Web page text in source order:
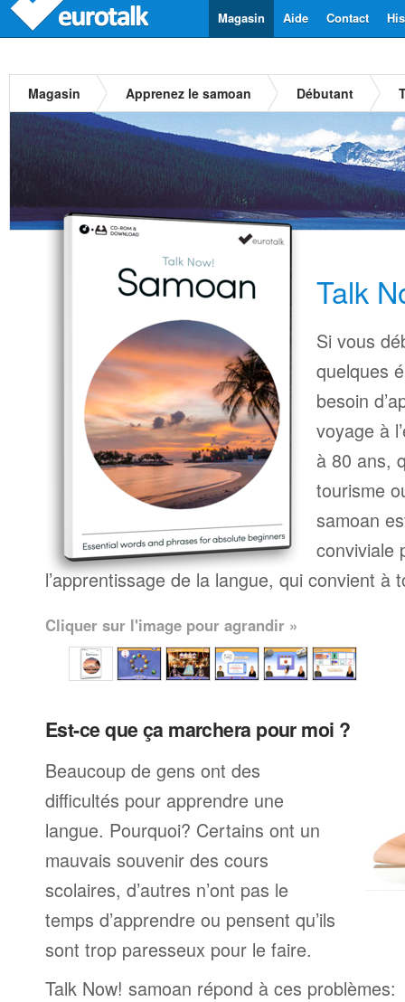
Contact
Aide
Magasin
Magasin Apprenez le samoan Débutant
Talk
Si vous
quelques
besoin
voyage à
à 80 ans,
tourisme
samoan
conviviale
l’apprentissage de la langue, qui convient à
Cliquer sur l'image pour agrandir »
Est-ce que ça marchera pour moi ?
Beaucoup de gens ont des
difficultés pour apprendre une
langue. Pourquoi? Certains ont un
mauvais souvenir des cours
scolaires, d’autres n’ont pas le
temps d’apprendre ou pensent qu’ils
sont trop paresseux pour le faire.
Talk Now! samoan répond à ces problèmes: